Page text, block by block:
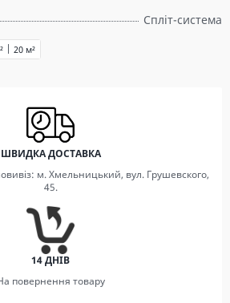
Спліт-система
20 м²
ШВИДКА ДОСТАВКА
м. Хмельницький, вул. Грушевского,
45.
14 ДНІВ
повернення товару